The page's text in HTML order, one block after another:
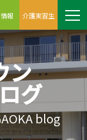
報 介護実習生
ン
グ
blog